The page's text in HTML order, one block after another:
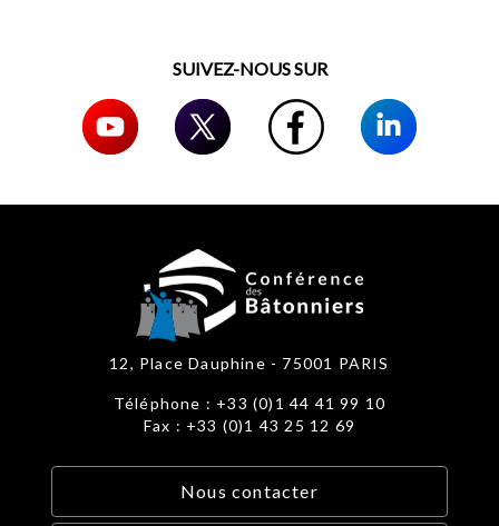
SUIVEZ-NOUS SUR
12, Place Dauphine - 75001 PARIS
Téléphone : +33 (0)1 44 41 99 10
Fax : +33 (0)1 43 25 12 69
Nous contacter